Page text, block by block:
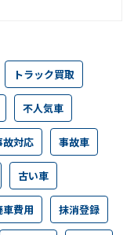
トラック買取
不人気車
故対応 事故車
古い車
車費用 抹消登録